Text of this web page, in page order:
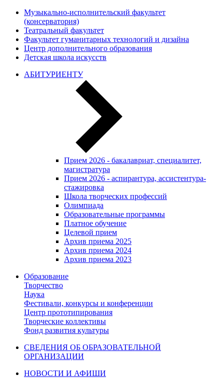
Музыкально-исполнительский факультет
(консерватория)
Театральный факультет
Факультет гуманитарных технологий и дизайна
Центр дополнительного образования
Детская школа искусств
АБИТУРИЕНТУ
Прием 2026 - бакалавриат, специалитет,
магистратура
Прием 2026 - аспирантура, ассистентура-
стажировка
Школа творческих профессий
Олимпиада
Образовательные программы
Платное обучение
Целевой прием
Архив приема 2025
Архив приема 2024
Архив приема 2023
Образование
Творчество
Наука
Фестивали, конкурсы и конференции
Центр прототипирования
Творческие коллективы
Фонд развития культуры
СВЕДЕНИЯ ОБ ОБРАЗОВАТЕЛЬНОЙ
ОРГАНИЗАЦИИ
НОВОСТИ И АФИШИ